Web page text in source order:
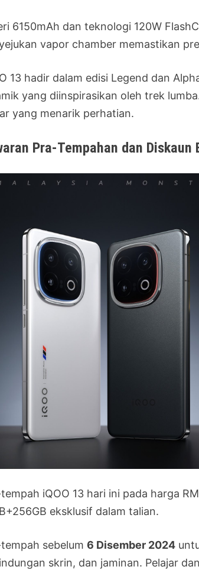
6150mAh dan teknologi 120W
vapor chamber memastikan
13 hadir dalam edisi Legend dan
yang diinspirasikan oleh trek
yang menarik perhatian.
Pra-Tempahan dan Diskaun
iQOO 13 hari ini pada harga
eksklusif dalam talian.
sebelum 6 Disember 2024
skrin, dan jaminan. Pelajar